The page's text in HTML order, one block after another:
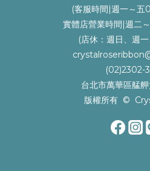
(客服時間|週一～
實體店營業時間|週二
(店休：週日、週
(02)2302-
台北市萬華區艋
版權所有 ©